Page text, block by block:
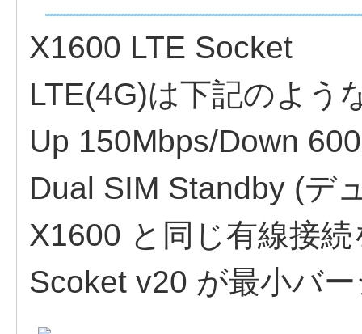
X1600 LTE Socket
LTE(4G)は下記のよう
Up 150Mbps/Down
Dual SIM Standby (デ
X1600 と同じ有線接
Scoket v20 が最小バ